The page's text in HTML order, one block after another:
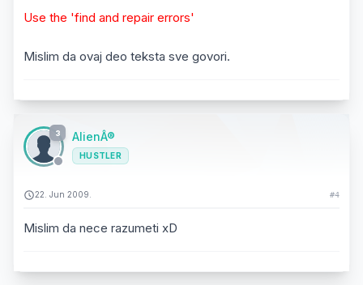
Use the 'find and repair errors'
Mislim da ovaj deo teksta sve govori.
3 AlienÂ®
HUSTLER
22. Jun 2009. #4
Mislim da nece razumeti xD